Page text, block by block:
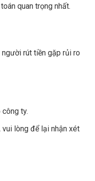
quan trọng nhất.
rút tiền gặp rủi ro
ty.
vui lòng để lại nhận xét